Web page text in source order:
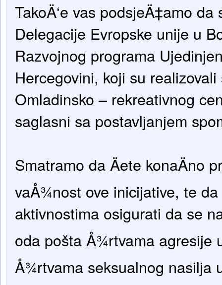
TakoÄ‘e vas podsjeÄ‡amo
Delegacije Evropske unije u
Razvojnog programa
Hercegovini, koji su
Omladinsko – rekreativnog
saglasni sa postavljanjem
Smatramo da Äete konaÄno
vaÅ¾nost ove inicijative, te
aktivnostima osigurati da se
oda pošta Å¾rtvama agresije
Å¾rtvama seksualnog nasilja